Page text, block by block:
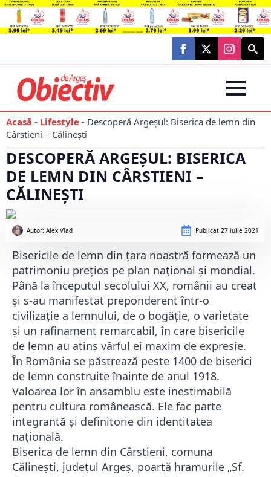
Search
for:
Acasă - Lifestyle - Descoperă Argeșul: Biserica de lemn din
Cârstieni – Călinești
DESCOPERĂ ARGEȘUL: BISERICA
DE LEMN DIN CÂRSTIENI –
CĂLINEȘTI
Autor: Alex Vlad Publicat 27 iulie 2021
Bisericile de lemn din țara noastră formează un
patrimoniu prețios pe plan național și mondial.
Până la începutul secolului XX, românii au creat
și s-au manifestat preponderent într-o
civilizație a lemnului, de o bogăție, o varietate
și un rafinament remarcabil, în care bisericile
de lemn au atins vârful ei maxim de expresie.
În România se păstrează peste 1400 de biserici
de lemn construite înainte de anul 1918.
Valoarea lor în ansamblu este inestimabilă
pentru cultura românească. Ele fac parte
integrantă și definitorie din identitatea
națională.
Biserica de lemn din Cârstieni, comuna
Călinești, județul Argeș, poartă hramurile „Sf.